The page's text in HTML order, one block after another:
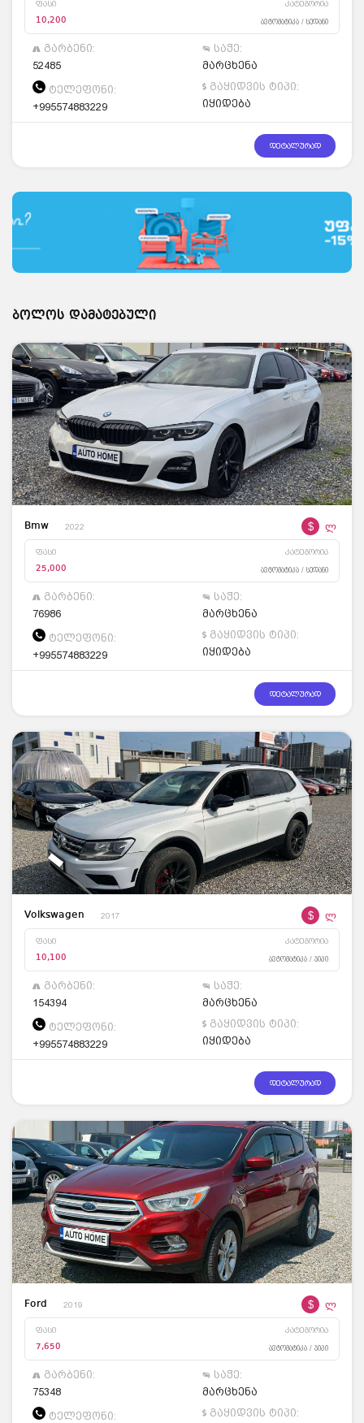
ფასი კატეგორია
10,200 ავტომატიკა / სედანი
გარბენი:
52485
საჭე:
მარცხენა
ტელეფონი:
+995574883229
გაყიდვის ტიპი:
იყიდება
დეტალურად
ბოლოს დამატებული
Bmw 2022 $ ლ
ფასი კატეგორია
25,000 ავტომატიკა / სედანი
გარბენი:
76986
საჭე:
მარცხენა
ტელეფონი:
+995574883229
გაყიდვის ტიპი:
იყიდება
დეტალურად
Volkswagen 2017 $ ლ
ფასი კატეგორია
10,100 ავტომატიკა / ჯიპი
გარბენი:
154394
საჭე:
მარცხენა
ტელეფონი:
+995574883229
გაყიდვის ტიპი:
იყიდება
დეტალურად
Ford 2019 $ ლ
ფასი კატეგორია
7,650 ავტომატიკა / ჯიპი
გარბენი:
75348
საჭე:
მარცხენა
ტელეფონი:
გაყიდვის ტიპი: